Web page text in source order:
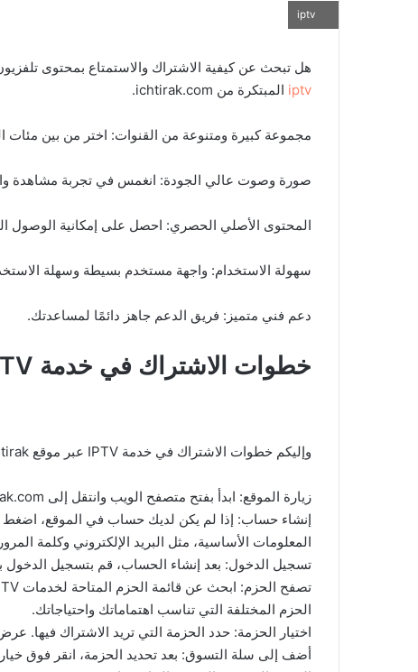
هل تبحث عن كيفية الاشتراك والاستمتاع بمحتوى
iptv المبتكرة من ichtirak.com.
مجموعة كبيرة ومتنوعة من القنوات: اختر من بين مئات
صورة وصوت عالي الجودة: انغمس في تجربة مشاهدة
المحتوى الأصلي الحصري: احصل على إمكانية الوصول
سهولة الاستخدام: واجهة مستخدم بسيطة وسهلة
دعم فني متميز: فريق الدعم جاهز دائمًا لمساعدتك.
خطوات الاشتراك في خدمة IPTV عبر موقع ichtirak.com
وإليكم خطوات الاشتراك في خدمة IPTV عبر موقع ichtirak:
زيارة الموقع: ابدأ بفتح متصفح الويب وانتقل إلى ichtirak.com.
إنشاء حساب: إذا لم يكن لديك حساب في الموقع، اضغط
المعلومات الأساسية، مثل البريد الإلكتروني وكلمة
تسجيل الدخول: بعد إنشاء الحساب، قم بتسجيل الدخول
الحزم المختلفة التي تناسب اهتماماتك واحتياجاتك.
اختيار الحزمة: حدد الحزمة التي تريد الاشتراك فيها.
أضف إلى سلة التسوق: بعد تحديد الحزمة، انقر فوق